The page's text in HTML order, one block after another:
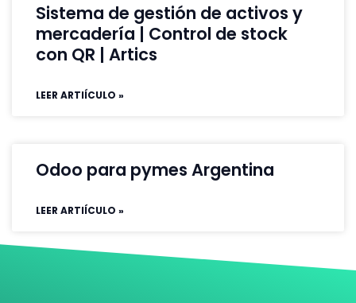
Sistema de gestión de activos y
mercadería | Control de stock
con QR | Artics
LEER ARTIÍCULO »
Odoo para pymes Argentina
LEER ARTIÍCULO »